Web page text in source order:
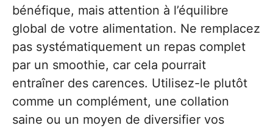
bénéfique, mais attention à l’équilibre
global de votre alimentation. Ne remplacez
pas systématiquement un repas complet
par un smoothie, car cela pourrait
entraîner des carences. Utilisez-le plutôt
comme un complément, une collation
saine ou un moyen de diversifier vos